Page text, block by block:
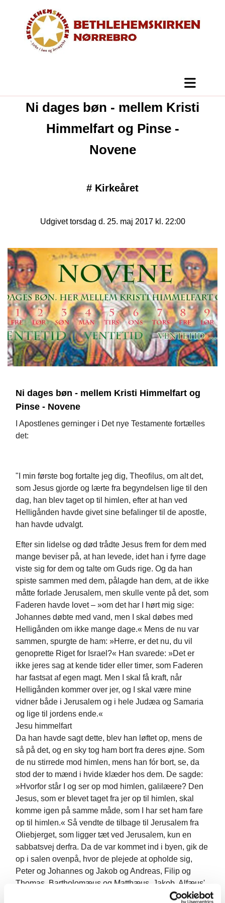
Ni dages bøn - mellem Kristi
Himmelfart og Pinse -
Novene
# Kirkeåret
Udgivet torsdag d. 25. maj 2017 kl. 22:00
Ni dages bøn - mellem Kristi Himmelfart og
Pinse - Novene
I Apostlenes gerninger i Det nye Testamente fortælles
det:
"I min første bog fortalte jeg dig, Theofilus, om alt det,
som Jesus gjorde og lærte fra begyndelsen lige til den
dag, han blev taget op til himlen, efter at han ved
Helligånden havde givet sine befalinger til de apostle,
han havde udvalgt.
Efter sin lidelse og død trådte Jesus frem for dem med
mange beviser på, at han levede, idet han i fyrre dage
viste sig for dem og talte om Guds rige. Og da han
spiste sammen med dem, pålagde han dem, at de ikke
måtte forlade Jerusalem, men skulle vente på det, som
Faderen havde lovet – »om det har I hørt mig sige:
Johannes døbte med vand, men I skal døbes med
Helligånden om ikke mange dage.« Mens de nu var
sammen, spurgte de ham: »Herre, er det nu, du vil
genoprette Riget for Israel?« Han svarede: »Det er
ikke jeres sag at kende tider eller timer, som Faderen
har fastsat af egen magt. Men I skal få kraft, når
Helligånden kommer over jer, og I skal være mine
vidner både i Jerusalem og i hele Judæa og Samaria
og lige til jordens ende.«
Jesu himmelfart
Da han havde sagt dette, blev han løftet op, mens de
så på det, og en sky tog ham bort fra deres øjne. Som
de nu stirrede mod himlen, mens han fór bort, se, da
stod der to mænd i hvide klæder hos dem. De sagde:
»Hvorfor står I og ser op mod himlen, galilæere? Den
Jesus, som er blevet taget fra jer op til himlen, skal
komme igen på samme måde, som I har set ham fare
op til himlen.« Så vendte de tilbage til Jerusalem fra
Oliebjerget, som ligger tæt ved Jerusalem, kun en
sabbatsvej derfra. Da de var kommet ind i byen, gik de
op i salen ovenpå, hvor de plejede at opholde sig,
Peter og Johannes og Jakob og Andreas, Filip og
Thomas, Bartholomæus og Matthæus, Jakob, Alfæus'
søn, og zeloten Simon og Judas, Jakobs søn. v14 De